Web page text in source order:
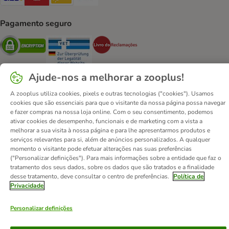
Pagamento seguro
Security Security
Contactos Custos de envio
Aviso legal
Condições gerais de utilização
Formulário de retratação
Métodos de pagamento
Quem somos DSA
Emprego
Política de privacidade
Website Corporativo
Declaração de acessibilidade
© zooplus SE2026
Ajude-nos a melhorar a zooplus!
A zooplus utiliza cookies, pixels e outras tecnologias ("cookies"). Usamos
cookies que são essenciais para que o visitante da nossa página possa navegar
e fazer compras na nossa loja online. Com o seu consentimento, podemos
ativar cookies de desempenho, funcionais e de marketing com a vista a
melhorar a sua visita à nossa página e para lhe apresentarmos produtos e
serviços relevantes para si, além de anúncios personalizados. A qualquer
momento o visitante pode efetuar alterações nas suas preferências
("Personalizar definições"). Para mais informações sobre a entidade que faz o
tratamento dos seus dados, sobre os dados que são tratados e a finalidade
desse tratamento, deve consultar o centro de preferências.
Política de
Privacidade
Personalizar definições